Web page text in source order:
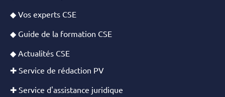
◆ Vos experts CSE
◆ Guide de la formation CSE
◆ Actualités CSE
✚ Service de rédaction PV
✚ Service d'assistance juridique